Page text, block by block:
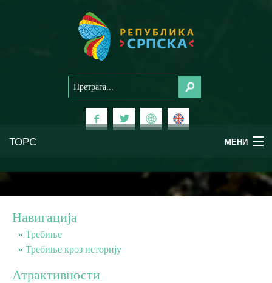
ТОРС МЕНИ
Планински туризам
Бањски туризам
Навигација
Требиње
Требиње кроз историју
Атрактивности